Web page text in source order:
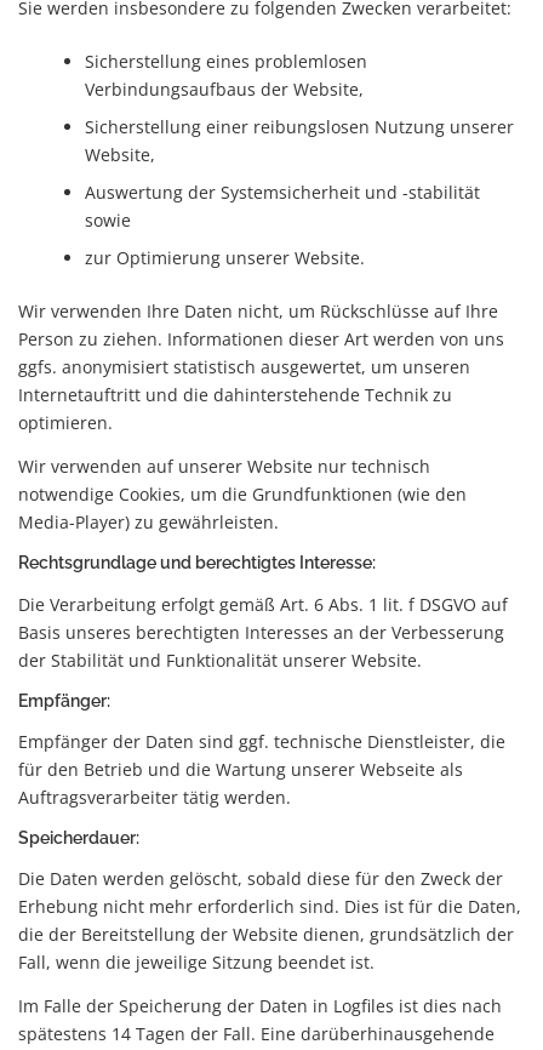
Sie werden insbesondere zu folgenden Zwecken verarbeitet:
Sicherstellung eines problemlosen
Verbindungsaufbaus der Website,
Sicherstellung einer reibungslosen Nutzung unserer
Website,
Auswertung der Systemsicherheit und -stabilität
sowie
zur Optimierung unserer Website.
Wir verwenden Ihre Daten nicht, um Rückschlüsse auf Ihre
Person zu ziehen. Informationen dieser Art werden von uns
ggfs. anonymisiert statistisch ausgewertet, um unseren
Internetauftritt und die dahinterstehende Technik zu
optimieren.
Wir verwenden auf unserer Website nur technisch
notwendige Cookies, um die Grundfunktionen (wie den
Media-Player) zu gewährleisten.
Rechtsgrundlage und berechtigtes Interesse:
Die Verarbeitung erfolgt gemäß Art. 6 Abs. 1 lit. f DSGVO auf
Basis unseres berechtigten Interesses an der Verbesserung
der Stabilität und Funktionalität unserer Website.
Empfänger:
Empfänger der Daten sind ggf. technische Dienstleister, die
für den Betrieb und die Wartung unserer Webseite als
Auftragsverarbeiter tätig werden.
Speicherdauer:
Die Daten werden gelöscht, sobald diese für den Zweck der
Erhebung nicht mehr erforderlich sind. Dies ist für die Daten,
die der Bereitstellung der Website dienen, grundsätzlich der
Fall, wenn die jeweilige Sitzung beendet ist.
Im Falle der Speicherung der Daten in Logfiles ist dies nach
spätestens 14 Tagen der Fall. Eine darüberhinausgehende